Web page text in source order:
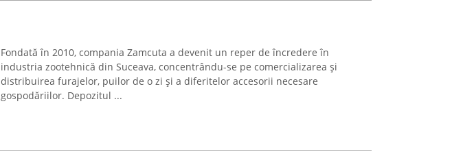
Fondată în 2010, compania Zamcuta a devenit un reper de încredere în
industria zootehnică din Suceava, concentrându-se pe comercializarea și
distribuirea furajelor, puilor de o zi și a diferitelor accesorii necesare
gospodăriilor. Depozitul ...